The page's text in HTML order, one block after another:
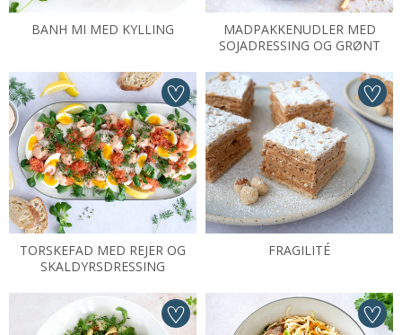
BANH MI MED KYLLING
MADPAKKENUDLER MED
SOJADRESSING OG GRØNT
TORSKEFAD MED REJER OG
SKALDYRSDRESSING
FRAGILITÉ